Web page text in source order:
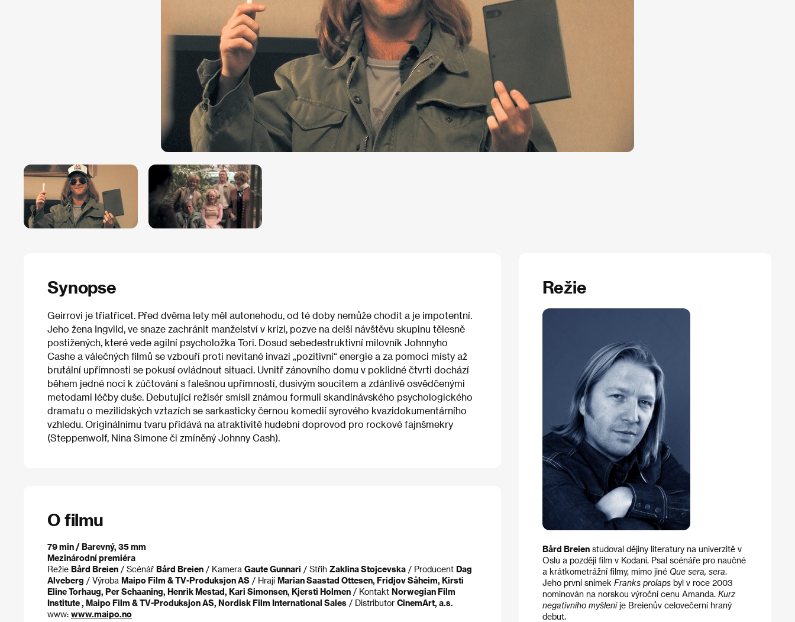
Synopse
Geirrovi je třiatřicet. Před dvěma lety měl autonehodu, od té doby nemůže chodit a je impotentní.
Jeho žena Ingvild, ve snaze zachránit manželství v krizi, pozve na delší návštěvu skupinu tělesně
postižených, které vede agilní psycholožka Tori. Dosud sebedestruktivní milovník Johnnyho
Cashe a válečných filmů se vzbouří proti nevítané invazi „pozitivní“ energie a za pomoci místy až
brutální upřímnosti se pokusí ovládnout situaci. Uvnitř zánovního domu v poklidné čtvrti dochází
během jedné noci k zúčtování s falešnou upřímností, dusivým soucitem a zdánlivě osvědčenými
metodami léčby duše. Debutující režisér smísil známou formuli skandinávského psychologického
dramatu o mezilidských vztazích se sarkasticky černou komedií syrového kvazidokumentárního
vzhledu. Originálnímu tvaru přidává na atraktivitě hudební doprovod pro rockové fajnšmekry
(Steppenwolf, Nina Simone či zmíněný Johnny Cash).
O filmu
79 min / Barevný, 35 mm
Mezinárodní premiéra
Režie Bård Breien / Scénář Bård Breien / Kamera Gaute Gunnari / Střih Zaklina Stojcevska / Producent Dag
Alveberg / Výroba Maipo Film & TV-Produksjon AS / Hrají Marian Saastad Ottesen, Fridjov Såheim, Kirsti
Eline Torhaug, Per Schaaning, Henrik Mestad, Kari Simonsen, Kjersti Holmen / Kontakt Norwegian Film
Institute , Maipo Film & TV-Produksjon AS, Nordisk Film International Sales / Distributor CinemArt, a.s.
www: www.maipo.no
Režie
Bård Breienstudoval dějiny literatury na univerzitě v
Oslu a později film v Kodani. Psal scénáře pro naučné
a krátkometrážní filmy, mimo jiné Que sera, sera.
Jeho první snímek Franks prolapsbyl v roce 2003
nominován na norskou výroční cenu Amanda. Kurz
negativního myšleníje Breienův celovečerní hraný
debut.